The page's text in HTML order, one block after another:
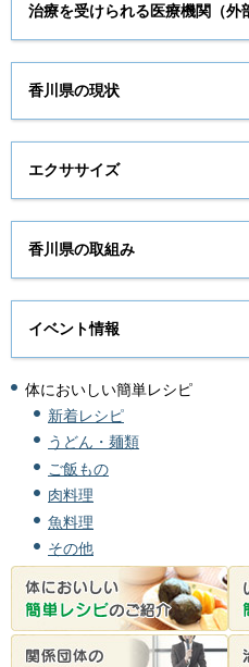
治療を受けられる医療機関（外
香川県の現状
エクササイズ
香川県の取組み
イベント情報
体においしい簡単レシピ
新着レシピ
うどん・麺類
ご飯もの
肉料理
魚料理
その他